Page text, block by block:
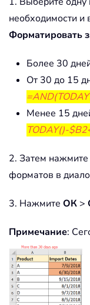
необходимости и
Форматировать
Более 30
От 30 до 15
Менее 15
TODAY()-
2. Затем нажмите
форматов в
3. Нажмите ОК >
Примечание: